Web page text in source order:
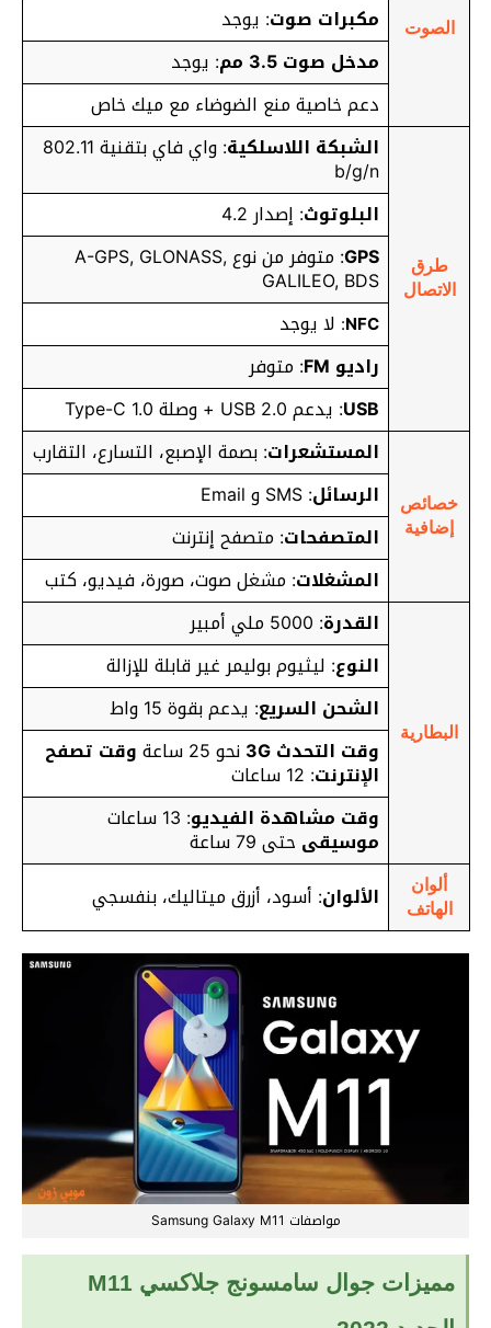
الصوت
مكبرات صوت: يوجد
مدخل صوت 3.5 مم
: يوجد
دعم خاصية منع الضوضاء مع ميك خاص
طرق
الاتصال
الشبكة اللاسلكية : واي فاي بتقنية 802.11
b/g/n
البلوتوث: إصدار 4.2
GPS
: متوفر من نوع A-GPS, GLONASS,
GALILEO, BDS
NFC
: لا يوجد
راديو FM
: متوفر
USB: يدعم USB 2.0 + وصلة Type-C 1.0
خصائص
إضافية
المستشعرات: بصمة الإصبع، التسارع، التقارب
الرسائل: SMS و Email
المتصفحات: متصفح إنترنت
المشغلات: مشغل صوت، صورة، فيديو، كتب
البطارية
القدرة: 5000 ملي أمبير
النوع: ليثيوم بوليمر غير قابلة للإزالة
الشحن السريع: يدعم بقوة 15 واط
وقت التحدث 3G
نحو 25 ساعة وقت تصفح
الإنترنت: 12 ساعات
وقت مشاهدة الفيديو: 13 ساعات
موسيقى حتى 79 ساعة
ألوان
الهاتف
الألوان: أسود، أزرق ميتاليك، بنفسجي
مواصفات Samsung Galaxy M11
مميزات جوال سامسونج جلاكسي M11